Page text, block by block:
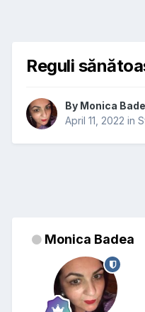
Reguli
By Monica
April 11, 2022 in
Monica Badea